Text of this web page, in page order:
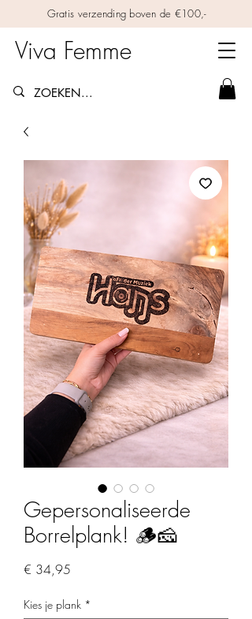
Gratis verzending boven de €100,-
Viva Femme
Gepersonaliseerde
Borrelplank! 🪵🧀
€ 34,95
Kies je plank *